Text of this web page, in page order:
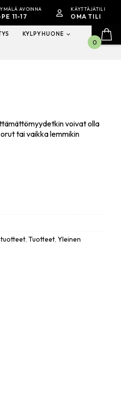
AVOINNA
11-17
KÄYTTÄJÄTILI
OMA TILI
KYLPYHUONE
voivat olla
tai vaikka lemmikin
,Tuotteet,Yleinen
0